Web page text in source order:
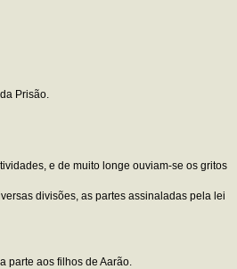
Prisão.
e de muito longe ouviam-se os gritos
divisões, as partes assinaladas pela lei
parte aos filhos de Aarão.